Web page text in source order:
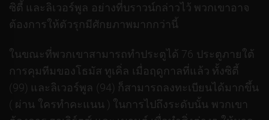
ซิตี้ และลิเวอร์พูล อย่างที่บราวน์กล่าวไว้ พวกเขาอาจ
ต้องการให้ตัวรุกมีศักยภาพมากกว่านี้
ในขณะที่พวกเขาสามารถทำประตูได้ 76 ประตูภายใต้
การคุมทีมของโธมัส ทูเคิ่ล เมื่อฤดูกาลที่แล้ว ทั้งซิตี้
(99) และลิเวอร์พูล (94) ก็สามารถลงทะเบียนได้มากขึ้น
( ผ่าน ใครทำคะแนน ) ในการไปถึงระดับนั้น พวกเขา